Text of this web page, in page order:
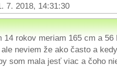
7. 2018, 14:31:30
14 rokov meriam 165 cm a
neviem že ako často a
som mala jesť viac a čoho